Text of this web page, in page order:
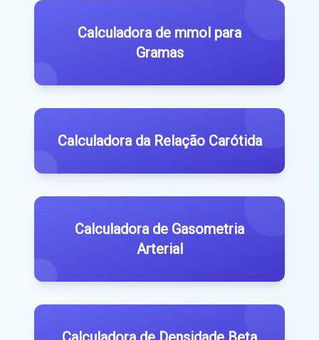
Calculadora de mmol para
Gramas
Calculadora da Relação Carótida
Calculadora de Gasometria
Arterial